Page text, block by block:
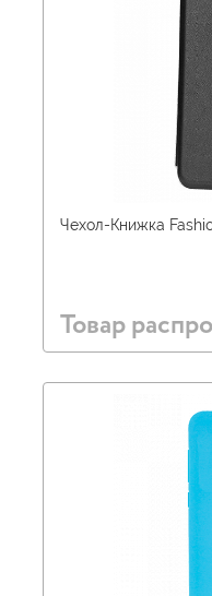
Чехол-Книжка
Товар